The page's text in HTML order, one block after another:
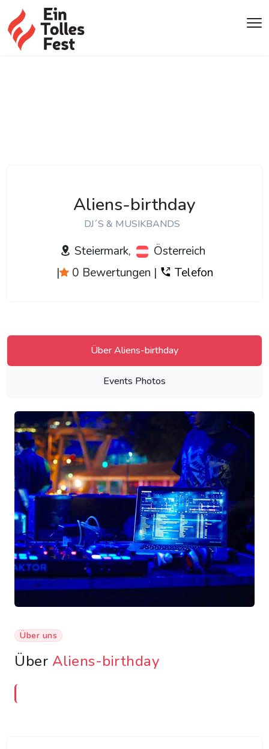
Aliens-birthday
DJ´S & MUSIKBANDS
Steiermark,
Österreich
|
0 Bewertungen | Telefon
Über Aliens-birthday
Events Photos
Über uns
Über Aliens-birthday